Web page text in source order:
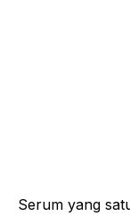
Serum yang